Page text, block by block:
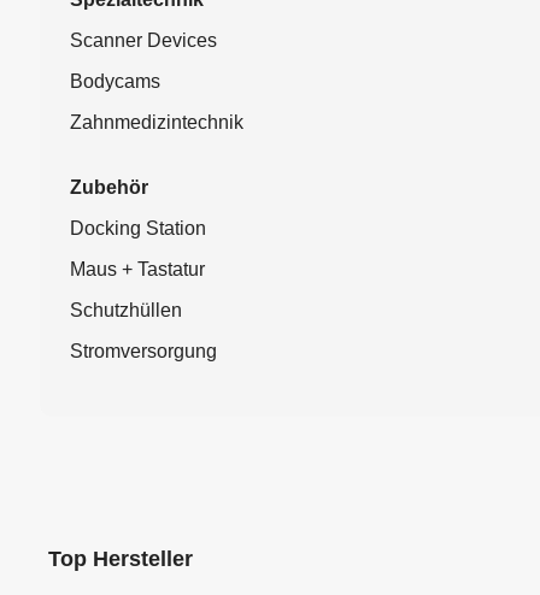
Scanner Devices
Bodycams
Zahnmedizintechnik
Zubehör
Docking Station
Maus + Tastatur
Schutzhüllen
Stromversorgung
Top Hersteller